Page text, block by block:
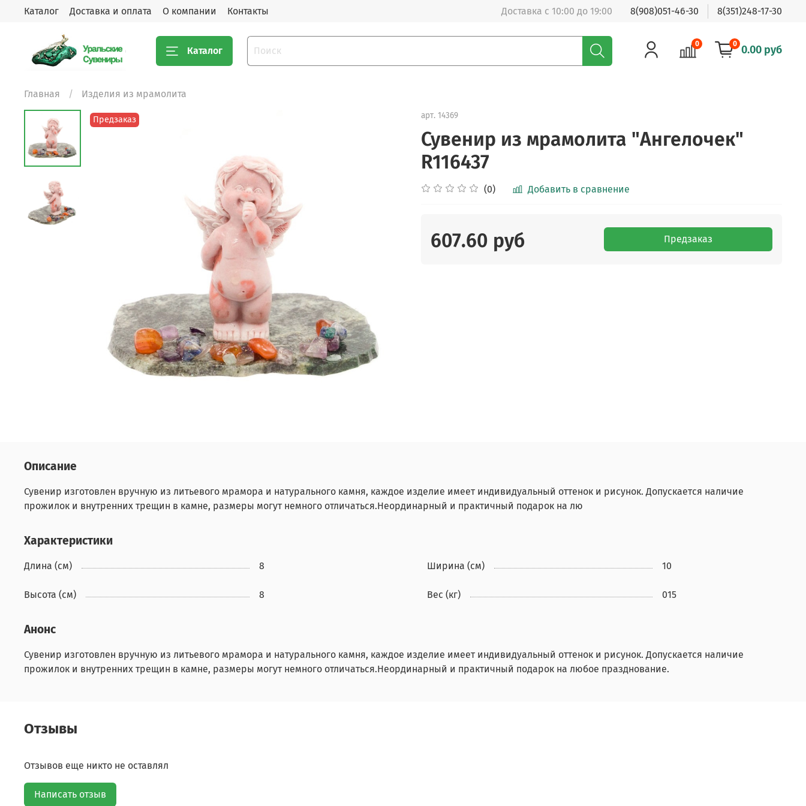
Каталог Доставка и оплата О компании Контакты Доставка с 10:00 до 19:00 8(908)051-46-30 8(351)248-17-30
Каталог
0 0 0.00 руб
Главная Изделия из мрамолита
Предзаказ арт. 14369
Сувенир из мрамолита "Ангелочек"
R116437
(0) Добавить в сравнение
607.60 руб Предзаказ
Описание
Сувенир изготовлен вручную из литьевого мрамора и натурального камня, каждое изделие имеет индивидуальный оттенок и рисунок. Допускается наличие
прожилок и внутренних трещин в камне, размеры могут немного отличаться.Неординарный и практичный подарок на лю
Характеристики
Длина (см) 8 Ширина (см) 10
Высота (см) 8 Вес (кг) 015
Анонс
Сувенир изготовлен вручную из литьевого мрамора и натурального камня, каждое изделие имеет индивидуальный оттенок и рисунок. Допускается наличие
прожилок и внутренних трещин в камне, размеры могут немного отличаться.Неординарный и практичный подарок на любое празднование.
Отзывы
Отзывов еще никто не оставлял
Написать отзыв